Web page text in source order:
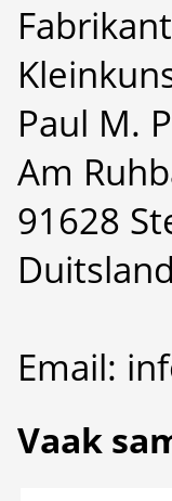
Paul M.
Am
91628
Duitsland
Email:
Vaak